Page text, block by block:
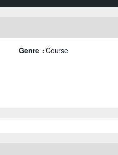
Genre :Course